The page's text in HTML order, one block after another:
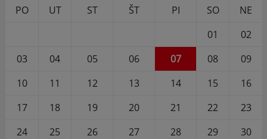
PO
UT ST ŠT PI SO
NE
01
02
03
04 05 06 07 08
09
10
11 12 13 14 15
16
17
18 19 20 21 22
23
24
25 26 27 28 29
30